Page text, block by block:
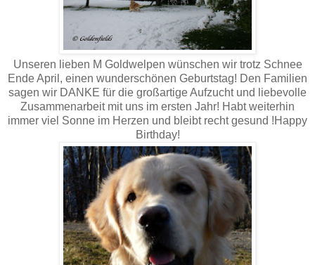
Unseren lieben M Goldwelpen wünschen wir trotz Schnee
Ende April, einen wunderschönen Geburtstag! Den Familien
sagen wir DANKE für die großartige Aufzucht und liebevolle
Zusammenarbeit mit uns im ersten Jahr! Habt weiterhin
immer viel Sonne im Herzen und bleibt recht gesund !Happy
Birthday!